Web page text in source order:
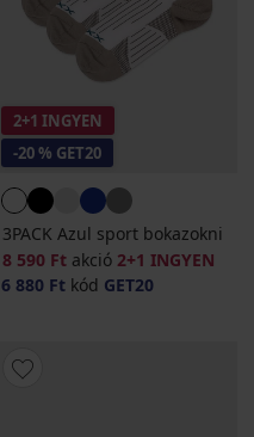
2+1 INGYEN
-20 % GET20
3PACK Azul sport bokazokni
8 590 Ft akció 2+1 INGYEN
6 880 Ft kód GET20